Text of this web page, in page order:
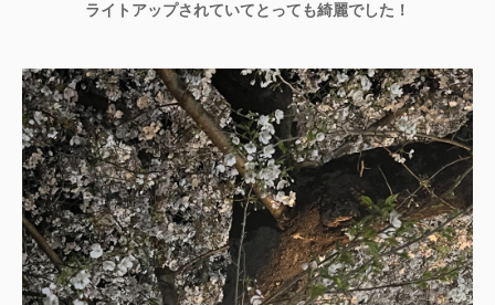
ライトアップされていてとっても綺麗でした！